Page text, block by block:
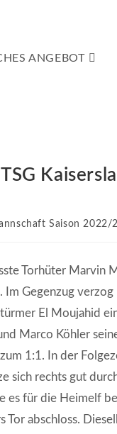
ANGEBOT
Saison 2022/
Torhüter Marvin
Gegenzug
El Moujahid
Marco Köhler
1:1. In der
sich rechts gut
es für die Heimelf
abschloss.